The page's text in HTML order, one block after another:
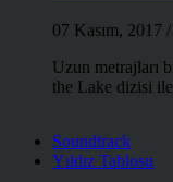
07 Kasım, 2017
Uzun metrajları
the Lake dizisi
Soundtrack
Yıldız Tablosu